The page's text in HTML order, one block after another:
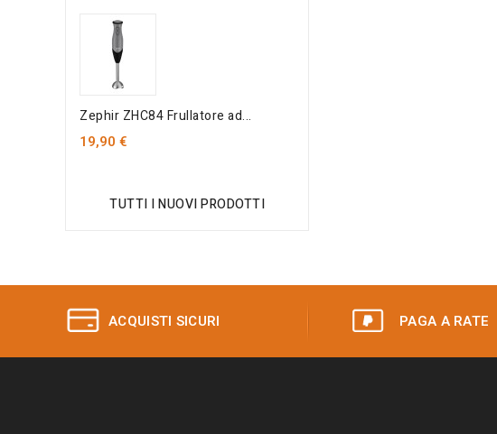
Zephir ZHC84 Frullatore ad...
19,90 €
TUTTI I NUOVI PRODOTTI
ACQUISTI SICURI PAGA A RATE